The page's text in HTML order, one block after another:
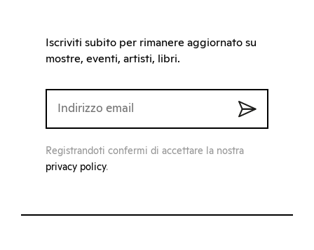
Iscriviti subito per rimanere aggiornato su
mostre, eventi, artisti, libri.
Registrandoti confermi di accettare la nostra
privacy policy.